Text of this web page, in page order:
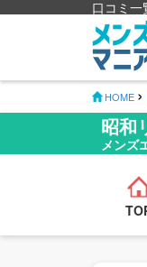
口コミ一
HOME
昭和
メンズ